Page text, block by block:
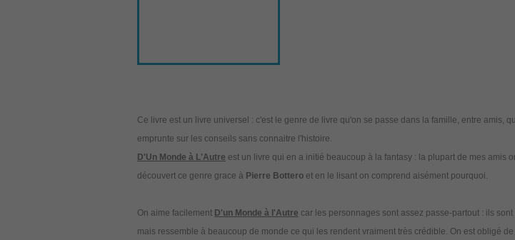
Ce livre est un livre universel : c'est le genre de livre qu'on se passe dans la famille, entre amis,
emprunte sur les conseils sans connaitre l'histoire.
D'Un Monde à L'Autre est un livre qui en a initié beaucoup à la fantasy : la plupart de mes amis
découvert ce genre grace à Pierre Bottero et en le lisant on comprend aisément pourquoi.
On aime facilement D'un Monde à l'Autre car les personnages sont assez passe-partout : ils sont
mais ressemble à beaucoup de monde ce qui les rendent vraiment très crédible. On est obligé de